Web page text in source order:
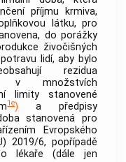
příjmu krmiva,
látku, pro
do porážky
živočišných
lidí, aby bylo
rezidua
v množstvích
limity stanovené
1e) a předpisy
stanovená pro
Evropského
2019/6, popřípadě
lékaře (dále jen